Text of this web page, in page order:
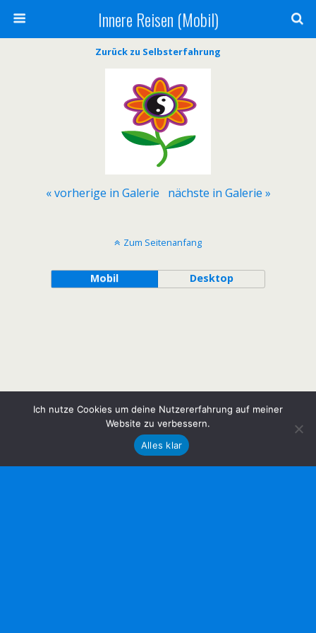
Innere Reisen (Mobil)
Zurück zu Selbsterfahrung
« vorherige in Galerie nächste in Galerie »
Zum Seitenanfang
Mobil Desktop
Ich nutze Cookies um deine Nutzererfahrung auf meiner
Website zu verbessern.
Alles klar